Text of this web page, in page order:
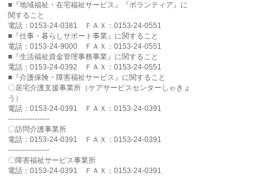
■『地域福祉・在宅福祉サービス』『ボランティア』に
関すること
電話：0153-24-0381 ＦＡＸ：0153-24-0551
■『仕事・暮らしサポート事業』に関すること
電話：0153-24-9000 ＦＡＸ：0153-24-0551
■『生活福祉資金管理事務事業』に関すること
電話：0153-24-0392 ＦＡＸ：0153-24-0551
■『介護保険・障害福祉サービス』に関すること
〇居宅介護支援事業所（ケアサービスセンターしゃきょ
う）
電話：0153-24-0391 ＦＡＸ：0153-24-0391
-----------------
〇訪問介護事業所
電話：0153-24-0391 ＦＡＸ：0153-24-0391
-----------------
〇障害福祉サービス事業所
電話：0153-24-0391 ＦＡＸ：0153-24-0391